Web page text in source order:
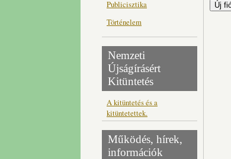
Publicisztika
Történelem
Nemzeti
Újságírásért
Kitüntetés
A kitüntetés és a
kitüntetettek.
Működés, hírek,
információk